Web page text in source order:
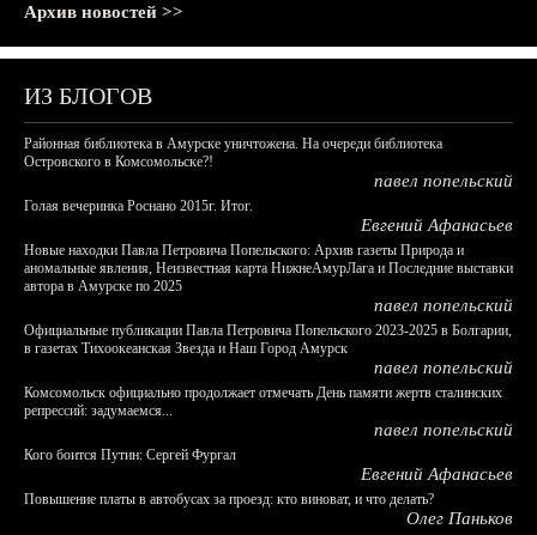
Архив новостей >>
ИЗ БЛОГОВ
Районная библиотека в Амурске уничтожена. На очереди библиотека
Островского в Комсомольске?!
павел попельский
Голая вечеринка Роснано 2015г. Итог.
Евгений Афанасьев
Новые находки Павла Петровича Попельского: Архив газеты Природа и
аномальные явления, Неизвестная карта НижнеАмурЛага и Последние выставки
автора в Амурске по 2025
павел попельский
Официальные публикации Павла Петровича Попельского 2023-2025 в Болгарии,
в газетах Тихоокеанская Звезда и Наш Город Амурск
павел попельский
Комсомольск официально продолжает отмечать День памяти жертв сталинских
репрессий: задумаемся...
павел попельский
Кого боится Путин: Сергей Фургал
Евгений Афанасьев
Повышение платы в автобусах за проезд: кто виноват, и что делать?
Олег Паньков